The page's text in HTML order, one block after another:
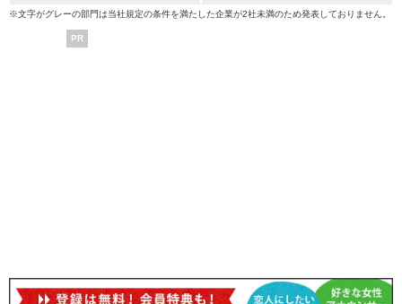
※文字がグレーの部門は当社規定の条件を満たした企業が2社未満のため発表しておりません。
PR